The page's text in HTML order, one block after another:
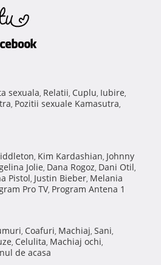
sexuala, Relatii, Cuplu, Iubire,
, Pozitii sexuale Kamasutra,
, Kim Kardashian, Johnny
Jolie, Dana Rogoz, Dani Otil,
Pistol, Justin Bieber, Melania
Pro TV, Program Antena 1
, Coafuri, Machiaj, Sani,
, Celulita, Machiaj ochi,
de acasa